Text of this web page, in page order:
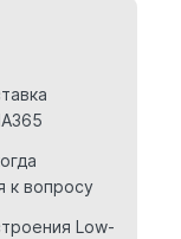
к вопросу
Low-